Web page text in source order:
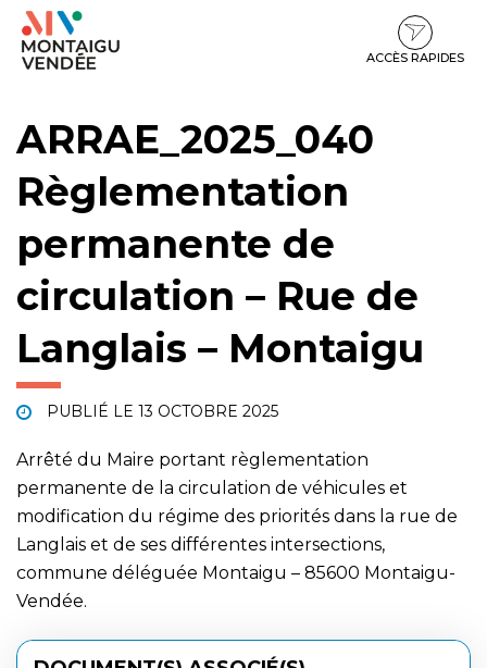
Gestion des traceurs
Aller
Aller
contenu
Aller
pied
ACCÈS RAPIDES
ARRAE_2025_040
Règlementation
permanente de
circulation – Rue de
Langlais – Montaigu
PUBLIÉ LE 13 OCTOBRE 2025
Arrêté du Maire portant règlementation
permanente de la circulation de véhicules et
modification du régime des priorités dans la rue de
Langlais et de ses différentes intersections,
commune déléguée Montaigu – 85600 Montaigu-
Vendée.